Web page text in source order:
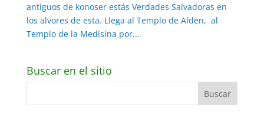
antiguos de konoser estás Verdades Salvadoras en
los alvores de esta. Llega al Templo de Alden, al
Templo de la Medisina por...
Buscar en el sitio